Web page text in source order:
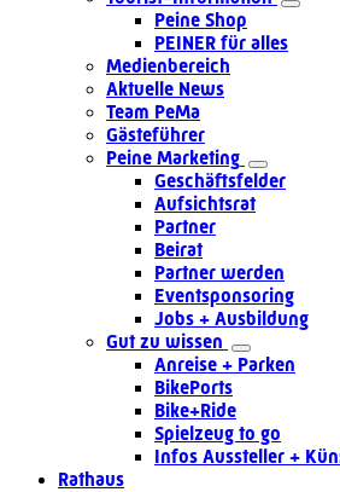
Peine Shop
PEINER für alles
Medienbereich
Aktuelle News
Team PeMa
Gästeführer
Peine Marketing
Geschäftsfelder
Aufsichtsrat
Partner
Beirat
Partner werden
Eventsponsoring
Jobs + Ausbildung
Gut zu wissen
Anreise + Parken
BikePorts
Bike+Ride
Spielzeug to go
Infos Aussteller +
Rathaus